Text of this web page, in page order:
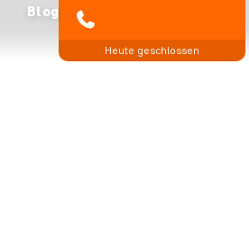
Blog
Heute geschlossen